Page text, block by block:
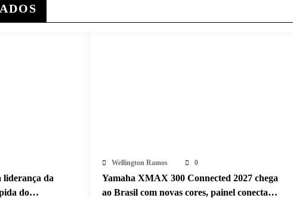
liderança da
do
Wellington Ramos 0
Yamaha XMAX 300 Connected 2027 chega
ao Brasil com novas cores, painel conectado